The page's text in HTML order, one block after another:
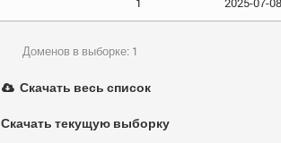
Доменов в выборке: 1
Скачать весь список
Скачать текущую выборку